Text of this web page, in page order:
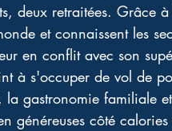
deux retraitées. Grâce
et connaissent les
en conflit avec son
à s'occuper de vol de
la gastronomie familiale
généreuses côté